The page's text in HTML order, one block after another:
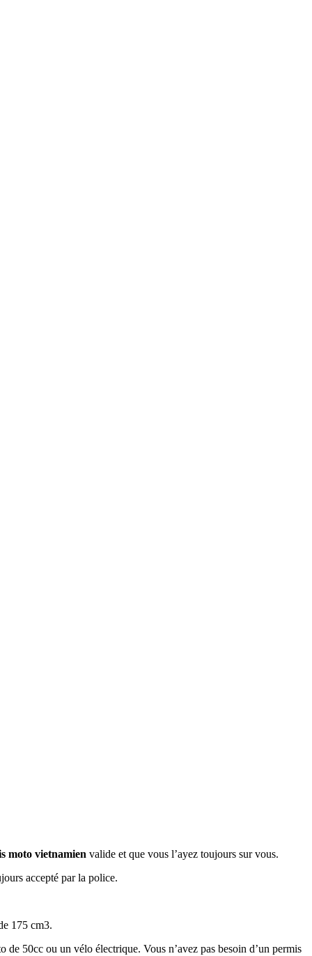
moto vietnamien valide et que vous l’ayez toujours sur vous.
accepté par la police.
175 cm3.
de 50cc ou un vélo électrique. Vous n’avez pas besoin d’un permis